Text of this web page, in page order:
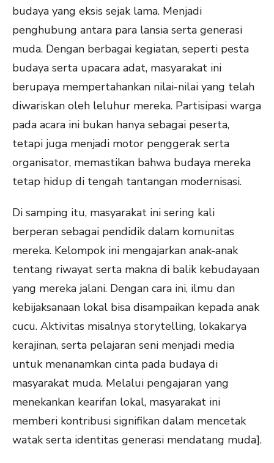
budaya yang eksis sejak lama. Menjadi
penghubung antara para lansia serta generasi
muda. Dengan berbagai kegiatan, seperti pesta
budaya serta upacara adat, masyarakat ini
berupaya mempertahankan nilai-nilai yang telah
diwariskan oleh leluhur mereka. Partisipasi warga
pada acara ini bukan hanya sebagai peserta,
tetapi juga menjadi motor penggerak serta
organisator, memastikan bahwa budaya mereka
tetap hidup di tengah tantangan modernisasi.
Di samping itu, masyarakat ini sering kali
berperan sebagai pendidik dalam komunitas
mereka. Kelompok ini mengajarkan anak-anak
tentang riwayat serta makna di balik kebudayaan
yang mereka jalani. Dengan cara ini, ilmu dan
kebijaksanaan lokal bisa disampaikan kepada anak
cucu. Aktivitas misalnya storytelling, lokakarya
kerajinan, serta pelajaran seni menjadi media
untuk menanamkan cinta pada budaya di
masyarakat muda. Melalui pengajaran yang
menekankan kearifan lokal, masyarakat ini
memberi kontribusi signifikan dalam mencetak
watak serta identitas generasi mendatang muda].